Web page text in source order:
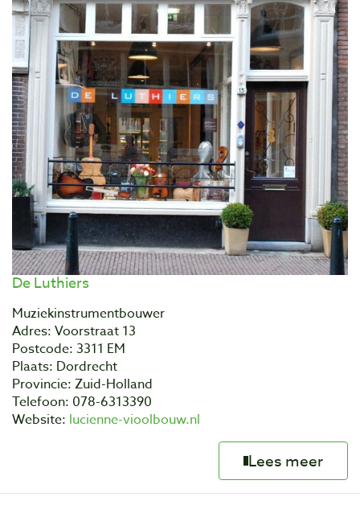
De Luthiers
Muziekinstrumentbouwer
Adres: Voorstraat 13
Postcode: 3311 EM
Plaats: Dordrecht
Provincie: Zuid-Holland
Telefoon: 078-6313390
Website: lucienne-vioolbouw.nl
Lees meer